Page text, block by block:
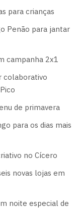
para crianças
Penão para jantar
campanha 2x1
colaborativo
de primavera
para os dias mais
no Cícero
novas lojas em
noite especial de